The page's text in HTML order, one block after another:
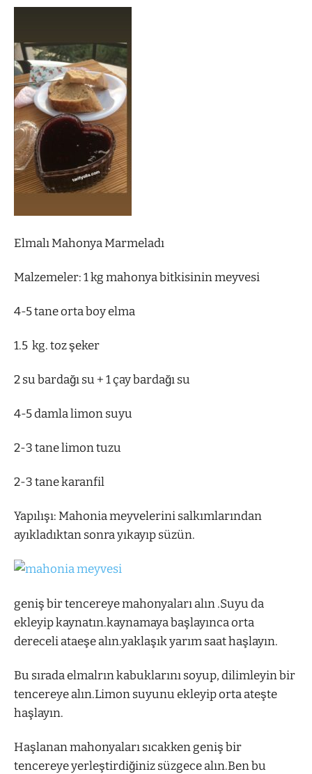
Elmalı Mahonya Marmeladı
Malzemeler: 1 kg mahonya bitkisinin meyvesi
4-5 tane orta boy elma
1.5 kg. toz şeker
2 su bardağı su + 1 çay bardağı su
4-5 damla limon suyu
2-3 tane limon tuzu
2-3 tane karanfil
Yapılışı: Mahonia meyvelerini salkımlarından
ayıkladıktan sonra yıkayıp süzün.
geniş bir tencereye mahonyaları alın .Suyu da
ekleyip kaynatın.kaynamaya başlayınca orta
dereceli ataeşe alın.yaklaşık yarım saat haşlayın.
Bu sırada elmalrın kabuklarını soyup, dilimleyin bir
tencereye alın.Limon suyunu ekleyip orta ateşte
haşlayın.
Haşlanan mahonyaları sıcakken geniş bir
tencereye yerleştirdiğiniz süzgece alın.Ben bu